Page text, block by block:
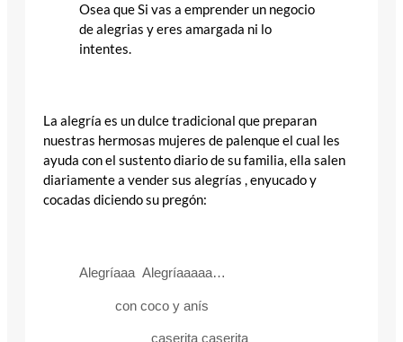
Osea que Si vas a emprender un negocio
de alegrias y eres amargada ni lo
intentes.
La alegría es un dulce tradicional que preparan
nuestras hermosas mujeres de palenque el cual les
ayuda con el sustento diario de su familia, ella salen
diariamente a vender sus alegrías , enyucado y
cocadas diciendo su pregón:
Alegríaaa Alegríaaaaa…
con coco y anís
caserita caserita